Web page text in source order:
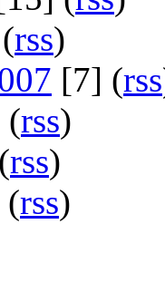
rss)
[7] (rss
(rss)
rss)
(rss)